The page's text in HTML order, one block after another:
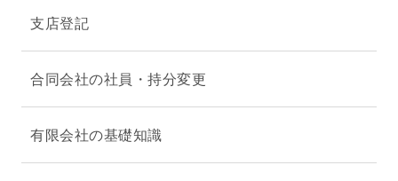
支店登記
合同会社の社員・持分変更
有限会社の基礎知識